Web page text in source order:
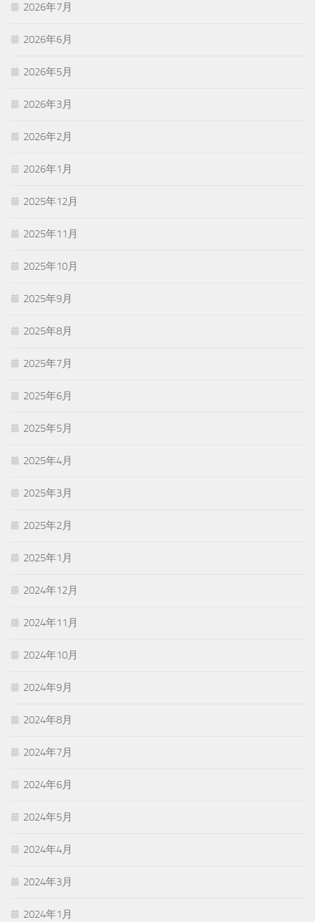
2026年7月
2026年6月
2026年5月
2026年3月
2026年2月
2026年1月
2025年12月
2025年11月
2025年10月
2025年9月
2025年8月
2025年7月
2025年6月
2025年5月
2025年4月
2025年3月
2025年2月
2025年1月
2024年12月
2024年11月
2024年10月
2024年9月
2024年8月
2024年7月
2024年6月
2024年5月
2024年4月
2024年3月
2024年1月